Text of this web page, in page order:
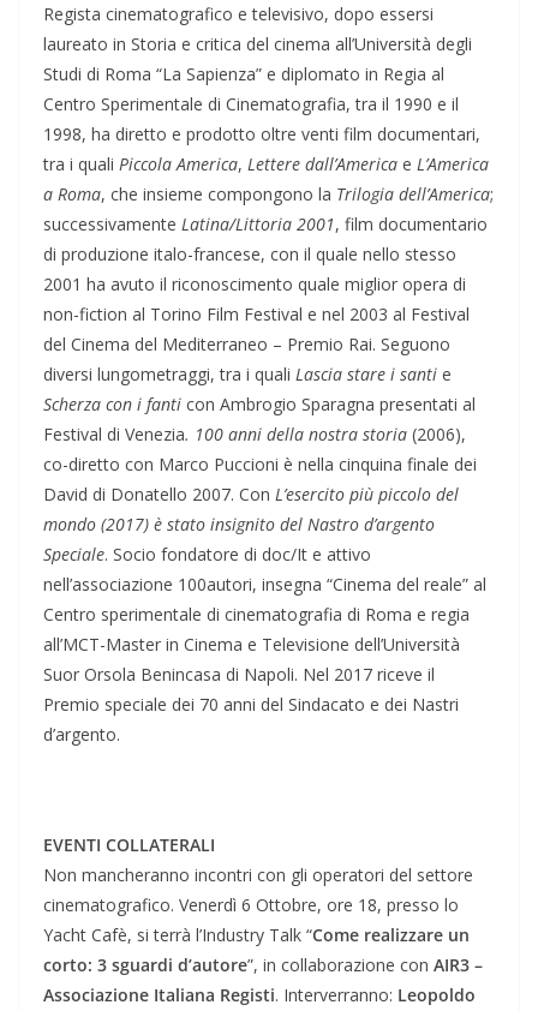
Regista cinematografico e televisivo, dopo essersi
laureato in Storia e critica del cinema all’Università degli
Studi di Roma “La Sapienza” e diplomato in Regia al
Centro Sperimentale di Cinematografia, tra il 1990 e il
1998, ha diretto e prodotto oltre venti film documentari,
tra i quali Piccola America, Lettere dall’America e L’America
a Roma, che insieme compongono la Trilogia dell’America;
successivamente Latina/Littoria 2001, film documentario
di produzione italo-francese, con il quale nello stesso
2001 ha avuto il riconoscimento quale miglior opera di
non-fiction al Torino Film Festival e nel 2003 al Festival
del Cinema del Mediterraneo – Premio Rai. Seguono
diversi lungometraggi, tra i quali Lascia stare i santi e
Scherza con i fanti con Ambrogio Sparagna presentati al
Festival di Venezia. 100 anni della nostra storia (2006),
co-diretto con Marco Puccioni è nella cinquina finale dei
David di Donatello 2007. Con L’esercito più piccolo del
mondo (2017) è stato insignito del Nastro d’argento
Speciale. Socio fondatore di doc/It e attivo
nell’associazione 100autori, insegna “Cinema del reale” al
Centro sperimentale di cinematografia di Roma e regia
all’MCT-Master in Cinema e Televisione dell’Università
Suor Orsola Benincasa di Napoli. Nel 2017 riceve il
Premio speciale dei 70 anni del Sindacato e dei Nastri
d’argento.
EVENTI COLLATERALI
Non mancheranno incontri con gli operatori del settore
cinematografico. Venerdì 6 Ottobre, ore 18, presso lo
Yacht Cafè, si terrà l’Industry Talk “Come realizzare un
corto: 3 sguardi d’autore”, in collaborazione con AIR3 –
Associazione Italiana Registi. Interverranno: Leopoldo